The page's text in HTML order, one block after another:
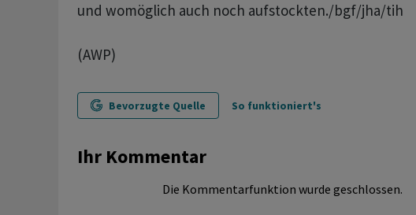
und womöglich auch noch aufstockten./bgf/jha/tih
(AWP)
Bevorzugte Quelle So funktioniert's
Ihr Kommentar
Die Kommentarfunktion wurde geschlossen.